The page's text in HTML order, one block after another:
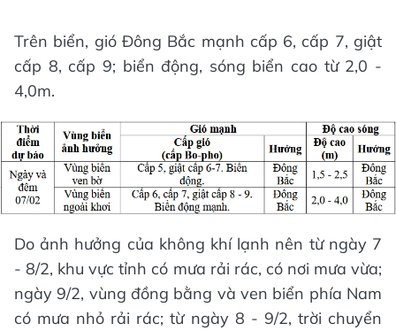
Trên biển, gió Đông Bắc mạnh cấp 6, cấp 7, giật
cấp 8, cấp 9; biển động, sóng biển cao từ 2,0 -
4,0m.
Do ảnh hưởng của không khí lạnh nên từ ngày 7
- 8/2, khu vực tỉnh có mưa rải rác, có nơi mưa vừa;
ngày 9/2, vùng đồng bằng và ven biển phía Nam
có mưa nhỏ rải rác; từ ngày 8 - 9/2, trời chuyển